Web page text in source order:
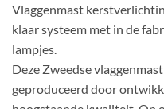
Vlaggenmast
klaar systeem met in de
lampjes.
Deze Zweedse
geproduceerd door